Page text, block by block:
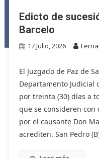
Edicto de
Barcelo
17 Julio, 2026
El Juzgado de Paz de
Departamento Judicial
por treinta (30) días a
que se consideren con
por el causante Don
acrediten. San Pedro